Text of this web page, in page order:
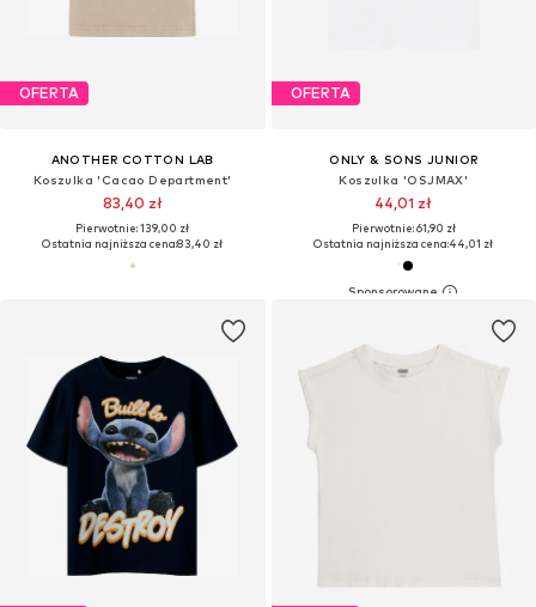
OFERTA
ANOTHER COTTON LAB
Koszulka 'Cacao Department'
83,40 zł
Pierwotnie: 139,00 zł
Ostatnia najniższa cena:83,40 zł
OFERTA
ONLY & SONS JUNIOR
Koszulka 'OSJMAX'
44,01 zł
Pierwotnie: 61,90 zł
Ostatnia najniższa cena:44,01 zł